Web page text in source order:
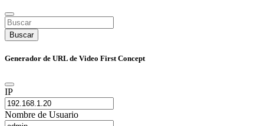
Buscar
Generador de URL de Video First Concept
IP
Nombre de Usuario